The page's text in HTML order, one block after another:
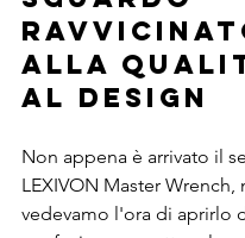
alla
al design
Non appena è arrivato il
LEXIVON Master Wrench,
vedevamo l'ora di aprirlo